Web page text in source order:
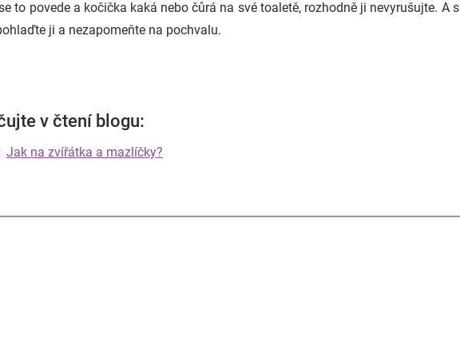
to povede a kočička kaká nebo čůrá na své toaletě, rozhodně ji nevyrušujte. A
ji a nezapomeňte na pochvalu.
v čtení blogu:
Jak na zvířátka a mazlíčky?